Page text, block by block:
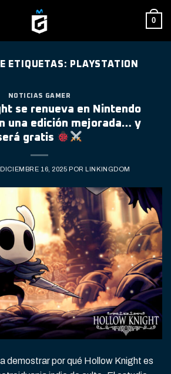
0
ETIQUETAS: PLAYSTATION
NOTICIAS GAMER
se renueva en Nintendo
una edición mejorada… y
gratis
DICIEMBRE 16, 2025 POR LINKINGDOM
demostrar por qué Hollow Knight es